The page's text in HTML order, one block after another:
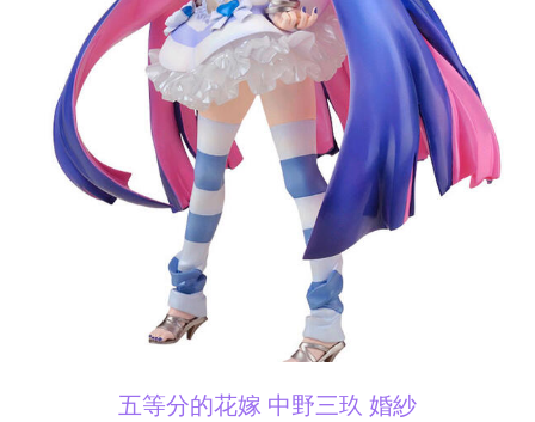
五等分的花嫁 中野三玖 婚紗